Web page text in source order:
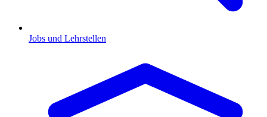
Jobs und Lehrstellen